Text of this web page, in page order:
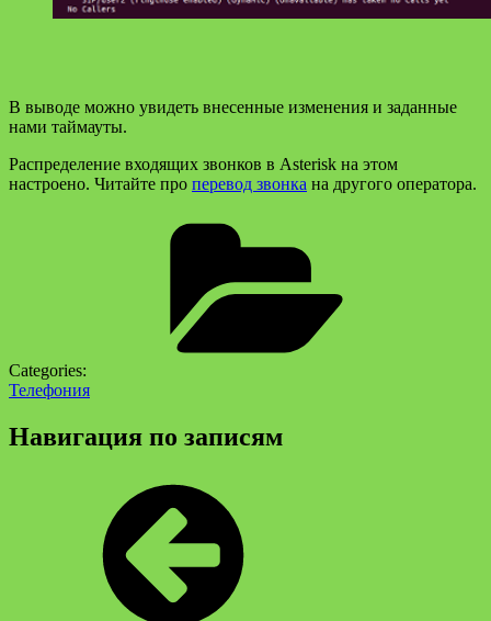
В выводе можно увидеть внесенные изменения и заданные
нами таймауты.
Распределение входящих звонков в Asterisk на этом
настроено. Читайте про перевод звонка на другого оператора.
Categories:
Телефония
Навигация по записям